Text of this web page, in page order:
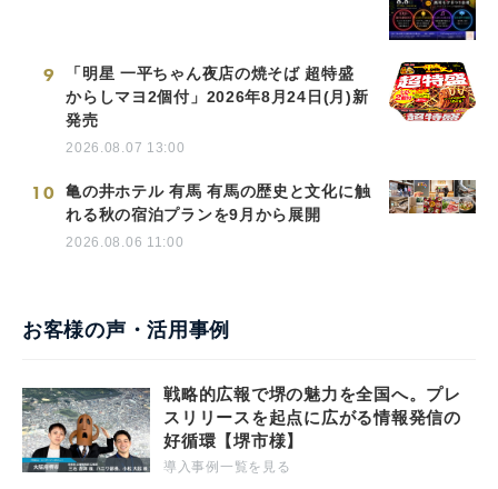
9
「明星 一平ちゃん夜店の焼そば 超特盛
からしマヨ2個付」2026年8月24日(月)新
発売
2026.08.07 13:00
10
亀の井ホテル 有馬 有馬の歴史と文化に触
れる秋の宿泊プランを9月から展開
2026.08.06 11:00
お客様の声・活用事例
戦略的広報で堺の魅力を全国へ。プレ
スリリースを起点に広がる情報発信の
好循環【堺市様】
導入事例一覧を見る